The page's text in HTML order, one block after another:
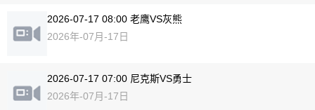
2026-07-17 08:00 老鹰VS灰熊
2026年-07月-17日
2026-07-17 07:00 尼克斯VS勇士
2026年-07月-17日